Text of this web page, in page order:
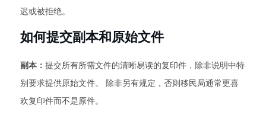
迟或被拒绝。
如何提交副本和原始文件
副本： 提交所有所需文件的清晰易读的复印件，除非说明中特
别要求提供原始文件。 除非另有规定，否则移民局通常更喜
欢复印件而不是原件。